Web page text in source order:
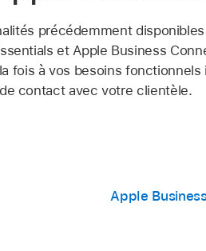
précédemment
et Apple Business
fois à vos besoins fonctionnels
contact avec votre clientèle.
Apple